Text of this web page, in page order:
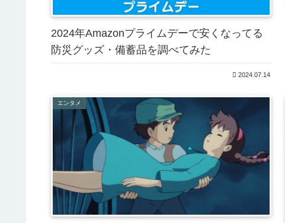
2024年Amazonプライムデーで安くなってる
防災グッズ・備蓄品を調べてみた
2024.07.14
エンタメ